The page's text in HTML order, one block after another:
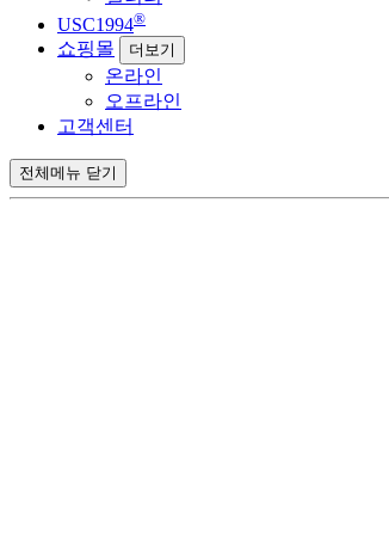
USC1994®
쇼핑몰 더보기
온라인
오프라인
고객센터
전체메뉴 닫기